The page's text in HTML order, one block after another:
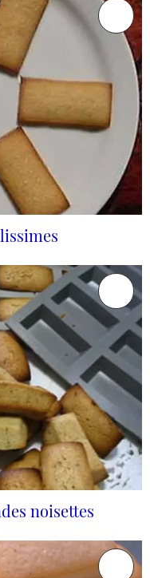
noisettes